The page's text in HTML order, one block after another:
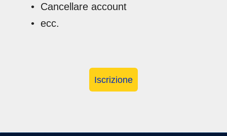
Cancellare account
ecc.
Iscrizione